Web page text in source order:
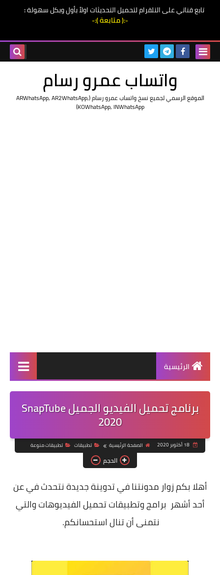
تابع قناتي على التلقرام لتحميل التحديثات اولاً بأول وبكل سهولة:
-:( متابعة ):-
واتساب عمرو رسام
الموقع الرسمي لجميع نسخ واتساب عمرو رسام (ARWhatsApp, AR2WhatsApp,
KOWhatsApp, INWhatsApp)
الرئيسية
برنامج تحميل الفيديو الجميل SnapTube
2020
18 أكتوبر 2020 الصفحة الرئيسية تطبيقات تطبيقات منوعة
الحجم
أهلا بكم زوار مدونتنا في تدوينة جديدة نتحدث في عن
أحد أشهر برامج وتطبيقات تحميل الفيديوهات والتي
نتمنى أن تنال استحسانكم.